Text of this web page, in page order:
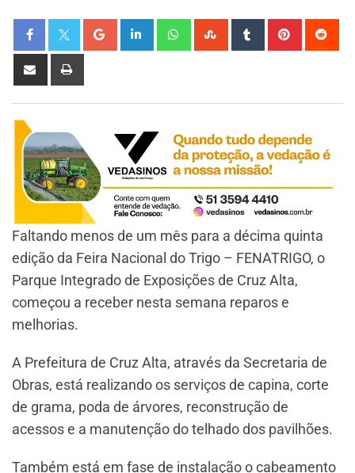
Faltando menos de um mês para a décima quinta
edição da Feira Nacional do Trigo – FENATRIGO, o
Parque Integrado de Exposições de Cruz Alta,
começou a receber nesta semana reparos e
melhorias.
A Prefeitura de Cruz Alta, através da Secretaria de
Obras, está realizando os serviços de capina, corte
de grama, poda de árvores, reconstrução de
acessos e a manutenção do telhado dos pavilhões.
Também está em fase de instalação o cabeamento